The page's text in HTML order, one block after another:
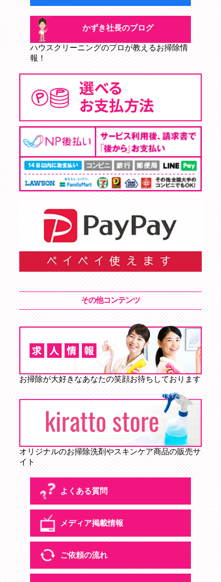
かずき社長のブログ
かずき社長のブログ
ハウスクリーニングのプロが教えるお掃除情
報！
その他コンテンツ
お掃除が大好きなあなたの笑顔お待ちしております
オリジナルのお掃除洗剤やスキンケア商品の販売サ
イト
よくある質問
よくある質問
メディア掲載情報
メディア掲載情報
ご依頼の流れ